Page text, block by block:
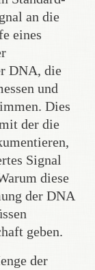
an die
eines
DNA, die
und
Dies
der die
Signal
diese
der DNA
geben.
der